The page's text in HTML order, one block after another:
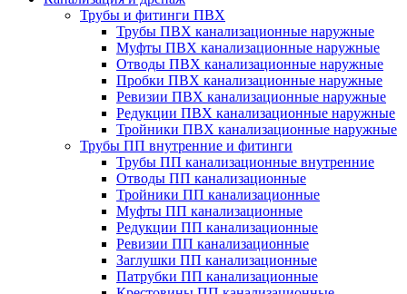
Трубы и фитинги ПВХ
Трубы ПВХ канализационные наружные
Муфты ПВХ канализационные наружные
Отводы ПВХ канализационные наружные
Пробки ПВХ канализационные наружные
Ревизии ПВХ канализационные наружные
Редукции ПВХ канализационные наружные
Тройники ПВХ канализационные наружные
Трубы ПП внутренние и фитинги
Трубы ПП канализационные внутренние
Отводы ПП канализационные
Тройники ПП канализационные
Муфты ПП канализационные
Редукции ПП канализационные
Ревизии ПП канализационные
Заглушки ПП канализационные
Патрубки ПП канализационные